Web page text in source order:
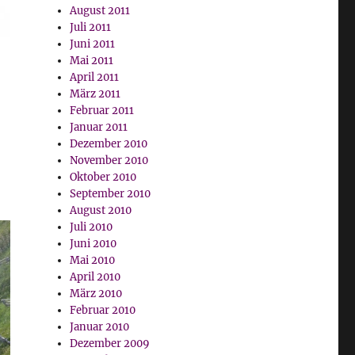
August 2011
Juli 2011
Juni 2011
Mai 2011
April 2011
März 2011
Februar 2011
Januar 2011
Dezember 2010
November 2010
Oktober 2010
September 2010
August 2010
Juli 2010
Juni 2010
Mai 2010
April 2010
März 2010
Februar 2010
Januar 2010
Dezember 2009